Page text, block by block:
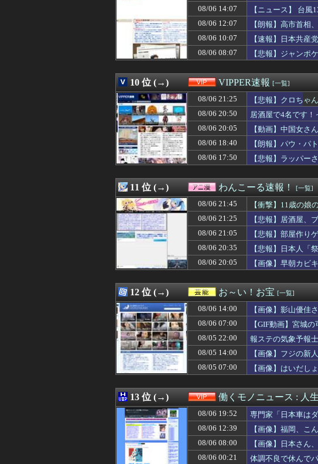
熊本地震、発生後に居酒屋店内か
【Gジェネエターナル】最強の
08/06 21:02
【遊戯王OCG情報】UTILITY
08/06 21:01
【速報】不同意性交罪の影響で
08/06 21:01
【ウマ娘】昔からの既存キャラ
08/06 21:01
【ウマ娘】まるで私のトレーナ
08/06 21:00
一番面白いギャグ漫画ってなんな
08/06 21:00
【速報】れいわ新選組、さん、
08/06 21:00
【ラブライブ！】セクシーさと
08/06 21:00
山下美月さん、じんわり吹き出
08/06 21:00
【東方】獣人キャラの耳どうな
08/06 21:00
【狂気】米政府「黒人の梅毒患
08/06 21:00
【グラブル】毎週選別しないと
08/06 21:00
【悲報】Googleのエンジニア「
08/06 21:00
Vチューバーってもう男とコラ
08/06 21:00
【シャニマス】海外の小糸の紹介
08/06 21:00
田中みな実、背中ぱっくりドレ
08/06 21:00
【艦これ】煙幕してんのに大暴
08/06 21:00
【オリックス対楽天15回戦】楽
08/06 21:00
【仮面ライダーマイス】「十二
08/06 21:00
UFOキャッチャーでスヌーピー
【動画】仙台育英の野球部女子
白石「あ、あきら様……？」あ
08/06 21:00
些細なことでヘソを曲げ、3日間
08/06 21:00
２年付き合ってる彼女がいるん
08/06 21:00
【参政党】神谷代表、食料品の
08/06 21:00
【アメリカ-スウェーデン】美味
08/06 21:00
古いパチンコ屋にはゴリラがい
08/06 21:00
【胸糞】会話に話題と全く関係
08/06 21:00
「20分で終わる話だ、手伝え」
08/06 21:00
韓国人「リュ・スンボム、会社
08/06 21:00
【朗報】韓国人「100回以上聴い
08/06 21:00
大学生のキモオタはなぜエナジ
08/06 20:59
【画像】女子アナ、生放送で高
08/06 20:55
P「春香がヤンデレになってしま
08/06 20:55
【広島対巨人14回戦】巨人が7回
08/06 20:55
日本共産党の街宣車が電柱に衝
08/06 20:53
オスナ、退場
08/06 20:51
外国人「2002年W杯は?」韓国
08/06 20:50
居酒屋で4名です！ってする時、
08/06 14:07
【ニュース】 台風
08/06 12:07
【朗報】高市首相
08/06 10:07
【速報】日本共産
08/06 08:07
【悲報】ジャンポ
10 位 (→) VIPPER速報 [一覧]
08/06 21:25
【悲報】クロちゃ
08/06 20:50
居酒屋で4名です
08/06 20:05
【動画】中国女さ
08/06 18:40
【朗報】パウ・パ
08/06 17:50
【悲報】ラッパー
11 位 (→) わんこーる速報！ [一覧]
08/06 21:45
【衝撃】11歳の娘
08/06 21:25
【悲報】居酒屋、
08/06 21:05
【悲報】部屋作り
08/06 20:35
【悲報】日本人「
08/06 20:05
【画像】早朝カビ
12 位 (→) お～い！お宝 [一覧]
08/06 14:00
【画像】影山優佳
08/06 07:00
【GIF動画】宮城
08/05 22:00
報ステの気象予報
08/05 14:00
【画像】フジの新
08/05 07:00
【画像】はいだし
13 位 (→) 働くモノニュース : 人
08/06 19:52
専門家「日本車は
08/06 12:39
【画像】福岡、こ
08/06 08:00
【画像】日本さん
08/06 00:21
体調不良で休んで